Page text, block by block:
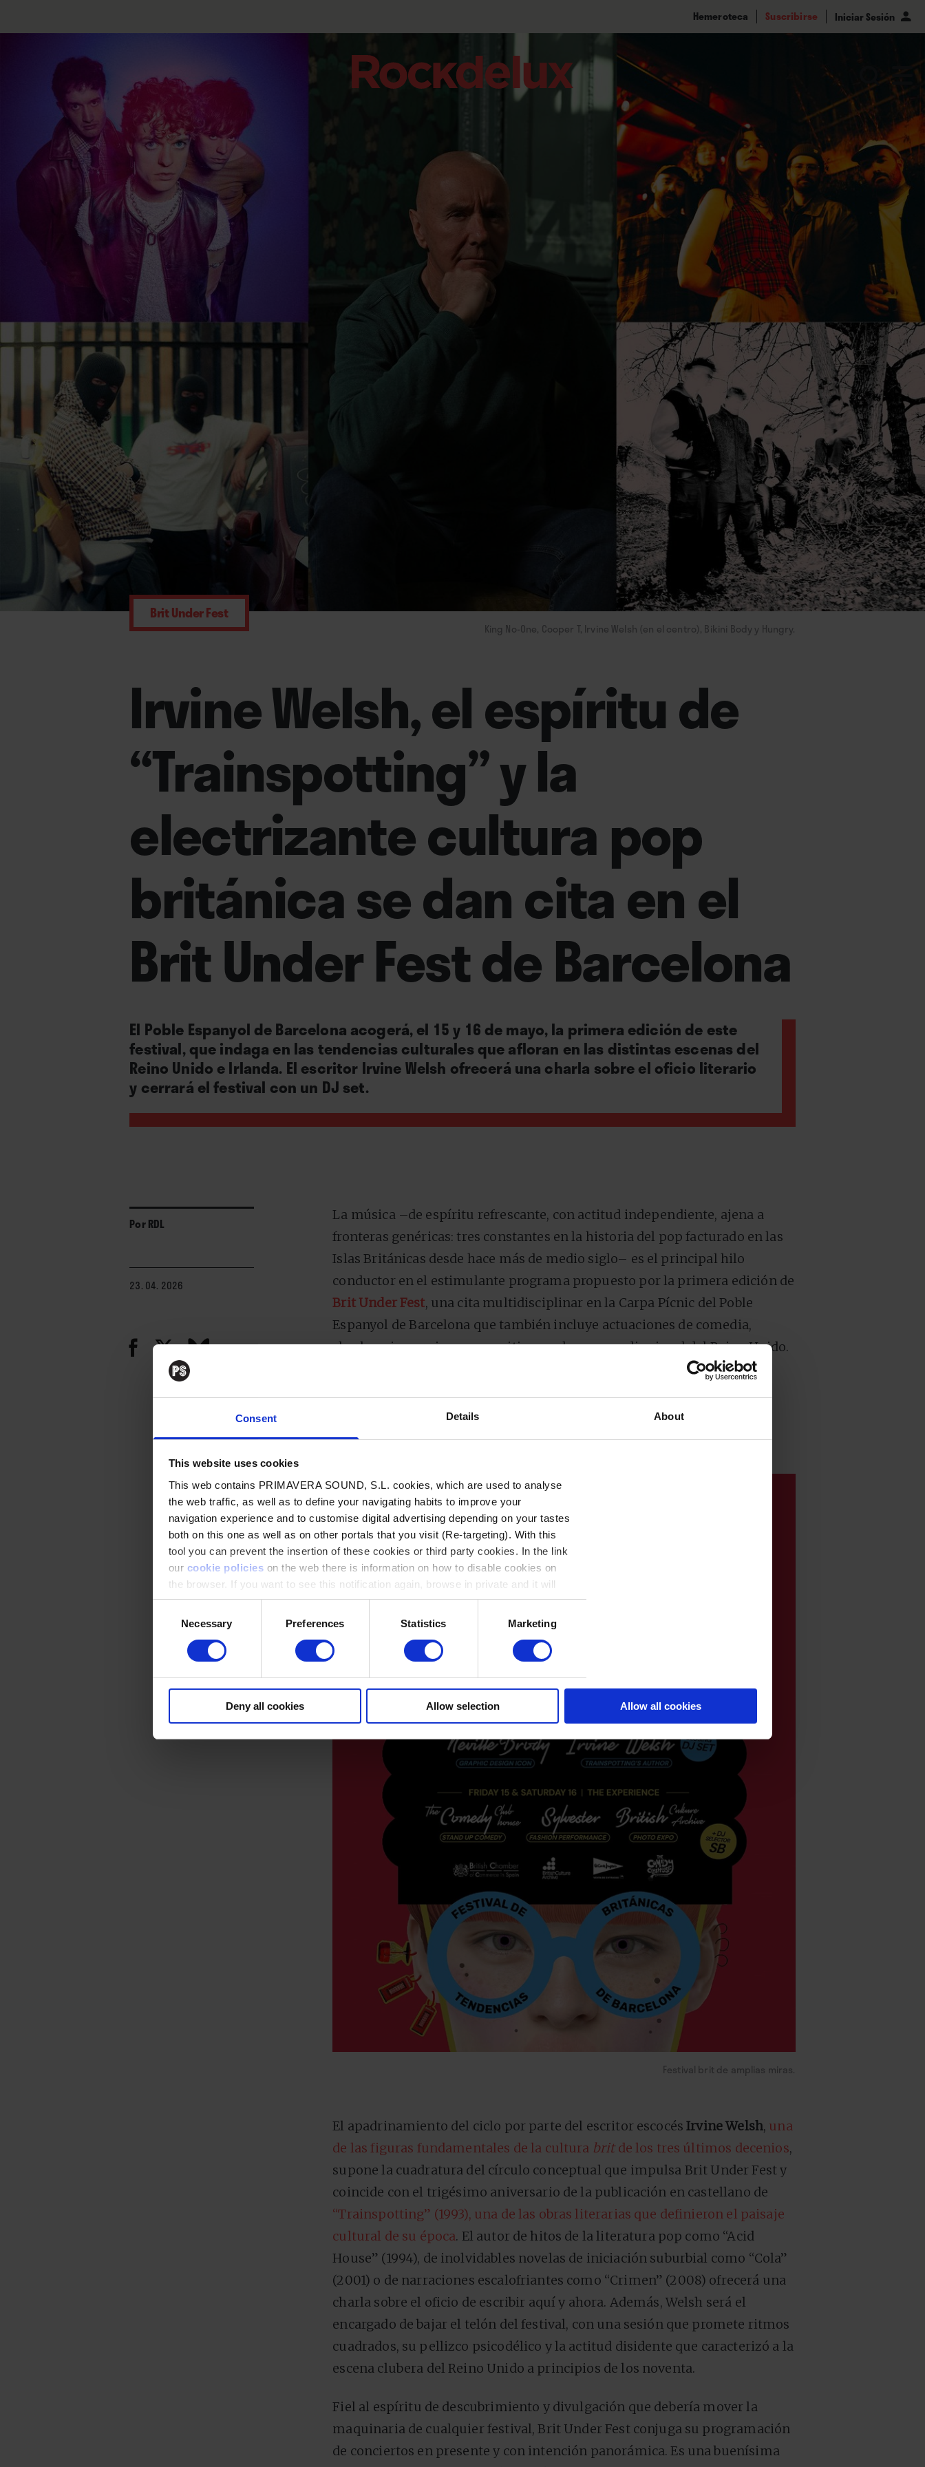
Consent Details About
This website uses cookies
This web contains PRIMAVERA SOUND, S.L. cookies, which are used to analyse
the web traffic, as well as to define your navigating habits to improve your
navigation experience and to customise digital advertising depending on your tastes
both on this one as well as on other portals that you visit (Re-targeting). With this
tool you can prevent the insertion of these cookies or third party cookies. In the link
our cookie policies on the web there is information on how to disable cookies on
the browser. If you want to see this notification again, browse in private and it will
appear again
SelectionNecessary Preferences Statistics Marketing
Deny all cookies Allow selection Allow all cookies
Hemeroteca Suscribirse Iniciar Sesión
King No-One, Cooper T, Irvine Welsh (en el centro), Bikini Body y Hungry.
Brit Under Fest
Irvine Welsh, el espíritu de
“Trainspotting” y la
electrizante cultura pop
británica se dan cita en el
Brit Under Fest de Barcelona
El Poble Espanyol de Barcelona acogerá, el 15 y 16 de mayo, la primera edición de este
festival, que indaga en las tendencias culturales que afloran en las distintas escenas del
Reino Unido e Irlanda. El escritor Irvine Welsh ofrecerá una charla sobre el oficio literario
y cerrará el festival con un DJ set.
PorRDL
23. 04. 2026
La música –de espíritu refrescante, con actitud independiente, ajena a
fronteras genéricas: tres constantes en la historia del pop facturado en las
Islas Británicas desde hace más de medio siglo– es el principal hilo
conductor en el estimulante programa propuesto por la primera edición de
Brit Under Fest, una cita multidisciplinar en la Carpa Pícnic del Poble
Espanyol de Barcelona que también incluye actuaciones de comedia,
charlas e inmersiones expositivas en la vanguardia visual del Reino Unido.
Un retrato inmediato, en tiempo real y a escala 1:1 de las tendencias
Festival brit de amplias miras.
El apadrinamiento del ciclo por parte del escritor escocésIrvine Welsh, una
de las figuras fundamentales de la cultura britde los tres últimos decenios,
supone la cuadratura del círculo conceptual que impulsa Brit Under Fest y
coincide con el trigésimo aniversario de la publicación en castellano de
“Trainspotting” (1993), una de las obras literarias que definieron el paisaje
cultural de su época. El autor de hitos de la literatura pop como “Acid
House” (1994), de inolvidables novelas de iniciación suburbial como “Cola”
(2001) o de narraciones escalofriantes como “Crimen” (2008) ofrecerá una
charla sobre el oficio de escribir aquí y ahora. Además, Welsh será el
encargado de bajar el telón del festival, con una sesión que promete ritmos
cuadrados, su pellizco psicodélico y la actitud disidente que caracterizó a la
escena clubera del Reino Unido a principios de los noventa.
Fiel al espíritu de descubrimiento y divulgación que debería mover la
maquinaria de cualquier festival, Brit Under Fest conjuga su programación
de conciertos en presente y con intención panorámica. Es una buenísima